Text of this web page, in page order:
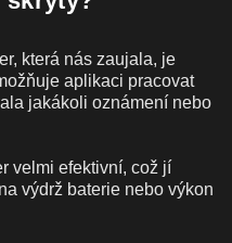
která nás zaujala, je
aplikaci pracovat
jakákoli oznámení nebo
velmi efektivní, což jí
výdrž baterie nebo výkon